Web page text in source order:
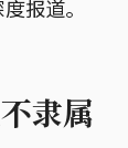
报道。
隶属